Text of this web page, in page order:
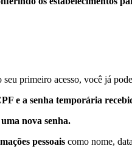
seu primeiro acesso, você já
e a senha temporária
nova senha.
pessoais como nome,